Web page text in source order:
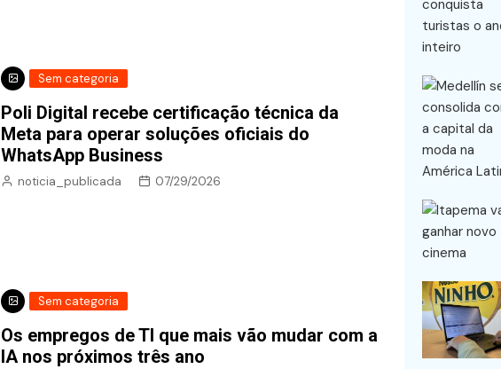
Sem categoria
Poli Digital recebe certificação técnica da
Meta para operar soluções oficiais do
WhatsApp Business
noticia_publicada 07/29/2026
Sem categoria
Os empregos de TI que mais vão mudar com a
IA nos próximos três ano